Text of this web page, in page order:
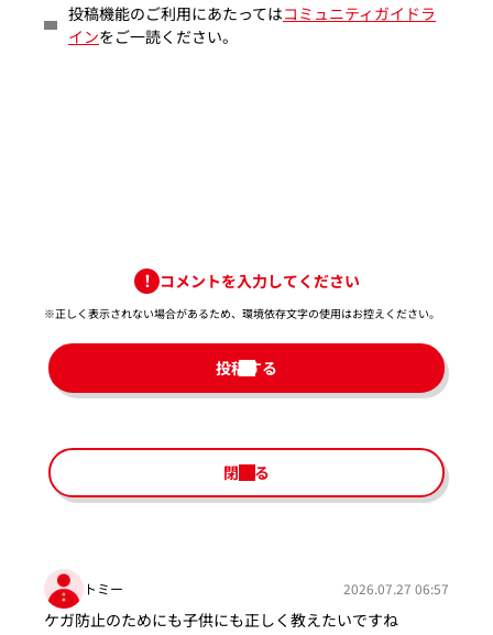
投稿機能のご利用にあたってはコミュニティガイドラ
インをご一読ください。
コメントを入力してください
※正しく表示されない場合があるため、環境依存文字の使用はお控えください。​
投稿する
閉じる
トミー 2026.07.27 06:57
ケガ防止のためにも子供にも正しく教えたいですね